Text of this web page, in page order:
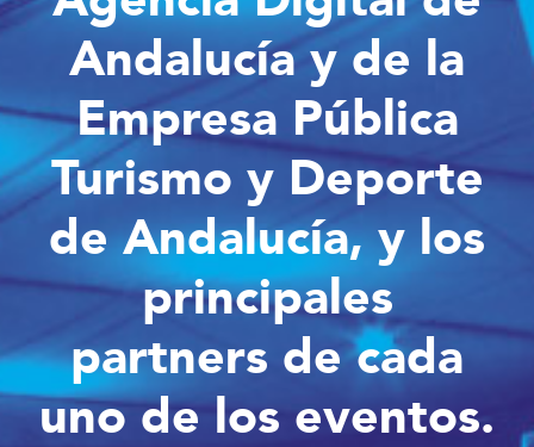
Andalucía y de la
Empresa Pública
Turismo y Deporte
de Andalucía, y los
principales
partners de cada
uno de los eventos.